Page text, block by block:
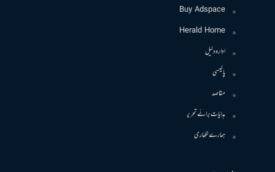
Buy Adspace
Herald Home
ادارہ دلیل
پالیسی
مقاصد
ہدایات برائے تحریر
ہمارے لکھاری